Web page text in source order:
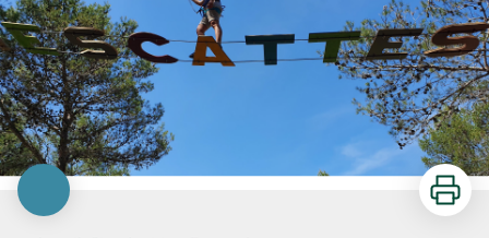
Imprimer